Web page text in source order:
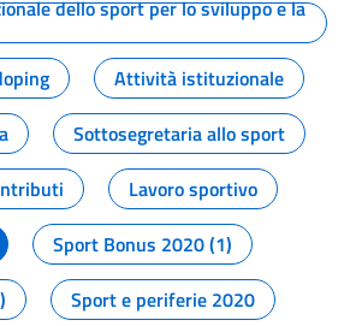
dello sport per lo sviluppo e la
Attività istituzionale
Sottosegretaria allo sport
Lavoro sportivo
Sport Bonus 2020 (1)
Sport e periferie 2020